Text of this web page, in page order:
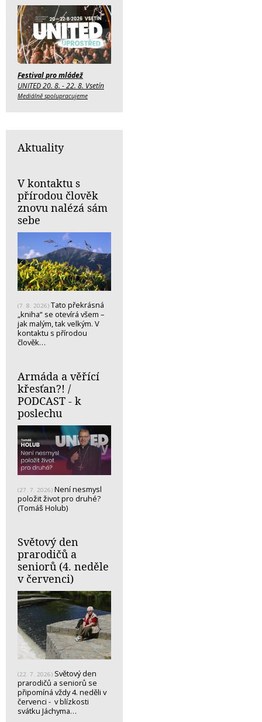
Festival pro mládež
UNITED 20. 8. - 22. 8. Vsetín
Mediálně spolupracujeme
Aktuality
V kontaktu s
přírodou člověk
znovu nalézá sám
sebe
(7. 8. 2026) Tato překrásná
„kniha“ se otevírá všem –
jak malým, tak velkým. V
kontaktu s přírodou
člověk…
Armáda a věřící
křesťan?! /
PODCAST - k
poslechu
(27. 7. 2026) Není nesmysl
položit život pro druhé?
(Tomáš Holub)
Světový den
prarodičů a
seniorů (4. neděle
v červenci)
(22. 7. 2026) Světový den
prarodičů a seniorů se
připomíná vždy 4. neděli v
červenci - v blízkosti
svátku Jáchyma…